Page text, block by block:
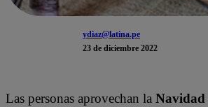
ydiaz@latina.pe
23 de diciembre 2022
Las personas aprovechan la Navidad